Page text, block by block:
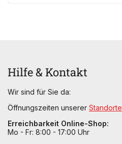
Hilfe & Kontakt
Wir sind für Sie da:
Öffnungszeiten unserer Standorte
Erreichbarkeit Online-Shop:
Mo - Fr: 8:00 - 17:00 Uhr